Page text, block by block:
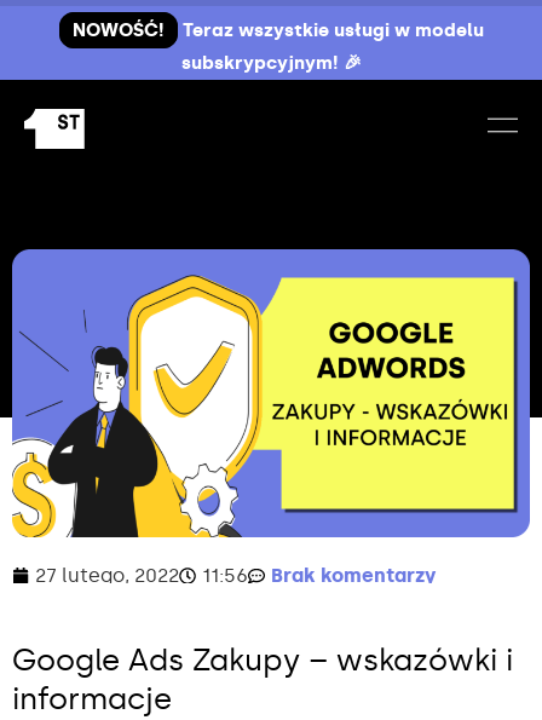
NOWOŚĆ!
Teraz wszystkie usługi w modelu
subskrypcyjnym! 🎉
27 lutego, 2022 11:56 Brak komentarzy
Google Ads Zakupy – wskazówki i
informacje